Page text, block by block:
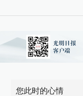
您此时的心情